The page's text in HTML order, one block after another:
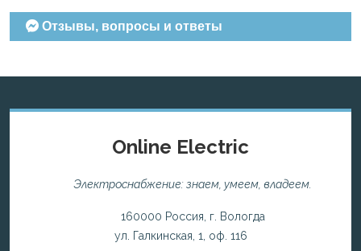
Отзывы, вопросы и ответы
Online Electric
Электроснабжение: знаем, умеем, владеем.
160000 Россия, г. Вологда
ул. Галкинская, 1, оф. 116